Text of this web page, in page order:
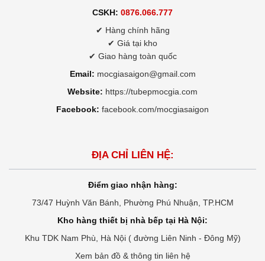
CSKH: 0876.066.777
✔ Hàng chính hãng
✔ Giá tại kho
✔ Giao hàng toàn quốc
Email: mocgiasaigon@gmail.com
Website: https://tubepmocgia.com
Facebook: facebook.com/mocgiasaigon
ĐỊA CHỈ LIÊN HỆ:
Điểm giao nhận hàng:
73/47 Huỳnh Văn Bánh, Phường Phú Nhuận, TP.HCM
Kho hàng thiết bị nhà bếp tại Hà Nội:
Khu TDK Nam Phù, Hà Nội ( đường Liên Ninh - Đông Mỹ)
Xem bản đồ & thông tin liên hệ